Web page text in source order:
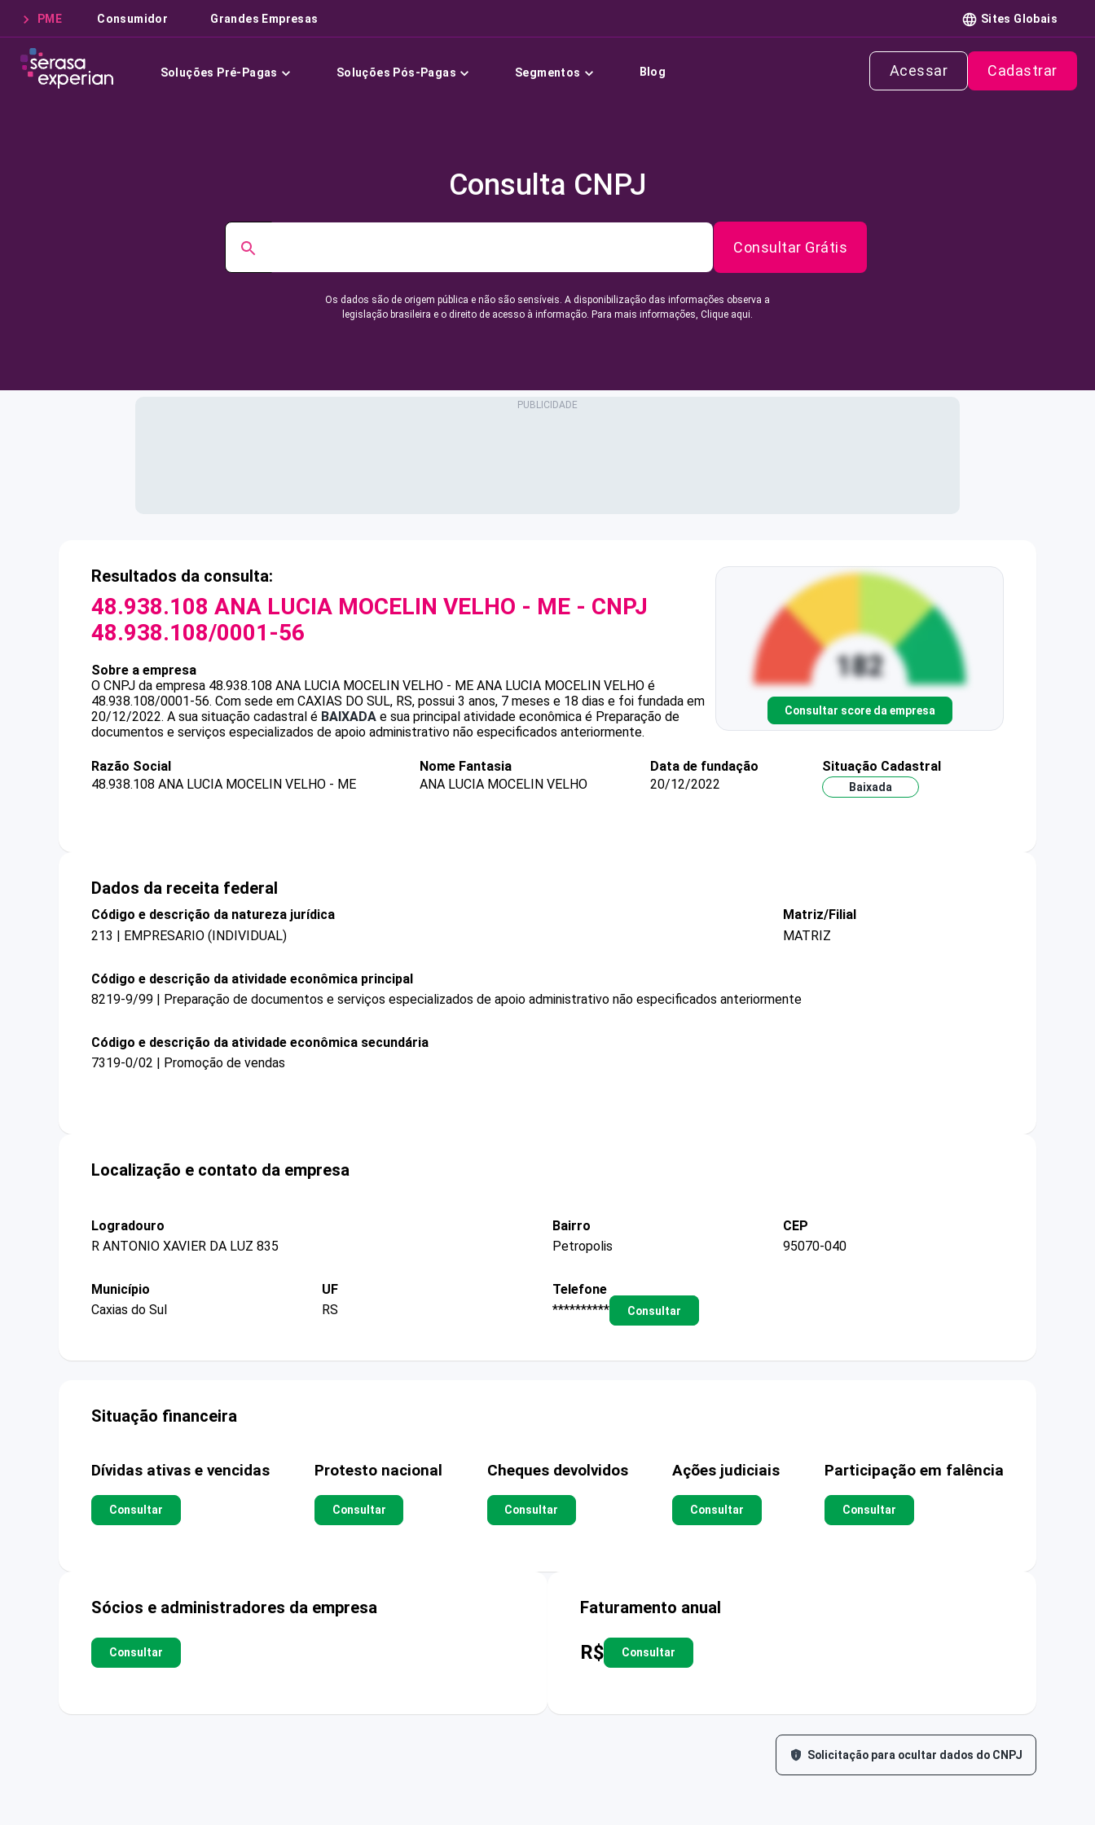
PME Consumidor Grandes Empresas Sites Globais
Soluções Pré-Pagas Soluções Pós-Pagas Segmentos Blog Acessar Cadastrar
Consulta CNPJ
Consultar Grátis
Os dados são de origem pública e não são sensíveis. A disponibilização das informações observa a
legislação brasileira e o direito de acesso à informação. Para mais informações, Clique aqui.
Resultados da consulta:
48.938.108 ANA LUCIA MOCELIN VELHO - ME - CNPJ
48.938.108/0001-56
Sobre a empresa
O CNPJ da empresa 48.938.108 ANA LUCIA MOCELIN VELHO - ME ANA LUCIA MOCELIN VELHO é
48.938.108/0001-56. Com sede em CAXIAS DO SUL, RS, possui 3 anos, 7 meses e 18 dias e foi fundada em
20/12/2022. A sua situação cadastral é BAIXADA e sua principal atividade econômica é Preparação de
documentos e serviços especializados de apoio administrativo não especificados anteriormente.
Consultar score da empresa
Razão Social
48.938.108 ANA LUCIA MOCELIN VELHO - ME
Nome Fantasia
ANA LUCIA MOCELIN VELHO
Data de fundação
20/12/2022
Situação Cadastral
Baixada
Dados da receita federal
Código e descrição da natureza jurídica
213 | EMPRESARIO (INDIVIDUAL)
Matriz/Filial
MATRIZ
Código e descrição da atividade econômica principal
8219-9/99 | Preparação de documentos e serviços especializados de apoio administrativo não especificados anteriormente
Código e descrição da atividade econômica secundária
7319-0/02 | Promoção de vendas
Localização e contato da empresa
Logradouro
R ANTONIO XAVIER DA LUZ 835
Bairro
Petropolis
CEP
95070-040
Município
Caxias do Sul
UF
RS
Telefone
**********
Consultar
Situação financeira
Dívidas ativas e vencidas
Consultar
Protesto nacional
Consultar
Cheques devolvidos
Consultar
Ações judiciais
Consultar
Participação em falência
Consultar
Sócios e administradores da empresa
Consultar
Faturamento anual
R$ Consultar
Solicitação para ocultar dados do CNPJ